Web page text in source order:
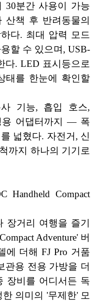
30분간 사용이 가능
산책 후 반려동물의
다. 최대 압력 모드
할 수 있으며, USB-
다. LED 표시등으로
태를 한눈에 확인할
기능, 흡입 호스,
용 어댑터까지 — 폭
넓혔다. 자전거, 신
까지 하나의 기기로
Compact
장거리 여행을 즐기
Adventure' 버
에 더해 FJ Pro 거품
관용 전용 가방을 더
장비를 어디서든 독
의미의 '무제한' 모